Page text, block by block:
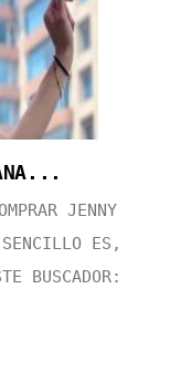
JENNY
ES,
BUSCADOR: